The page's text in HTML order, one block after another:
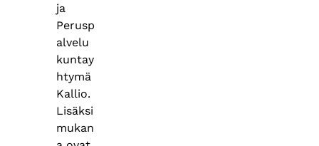
ja
Perusp
alvelu
kuntay
htymä
Kallio.
Lisäksi
mukan